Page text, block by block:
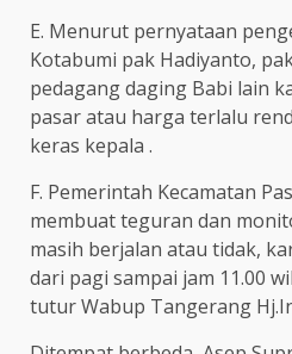
E. Menurut pernyataan
Kotabumi pak Hadiyanto,
pedagang daging Babi lain
pasar atau harga terlalu
keras kepala .
F. Pemerintah Kecamatan
membuat teguran dan
masih berjalan atau tidak,
dari pagi sampai jam 11.00
tutur Wabup Tangerang